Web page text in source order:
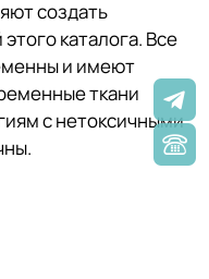
создать
каталога. Все
и имеют
ткани
с нетоксичными